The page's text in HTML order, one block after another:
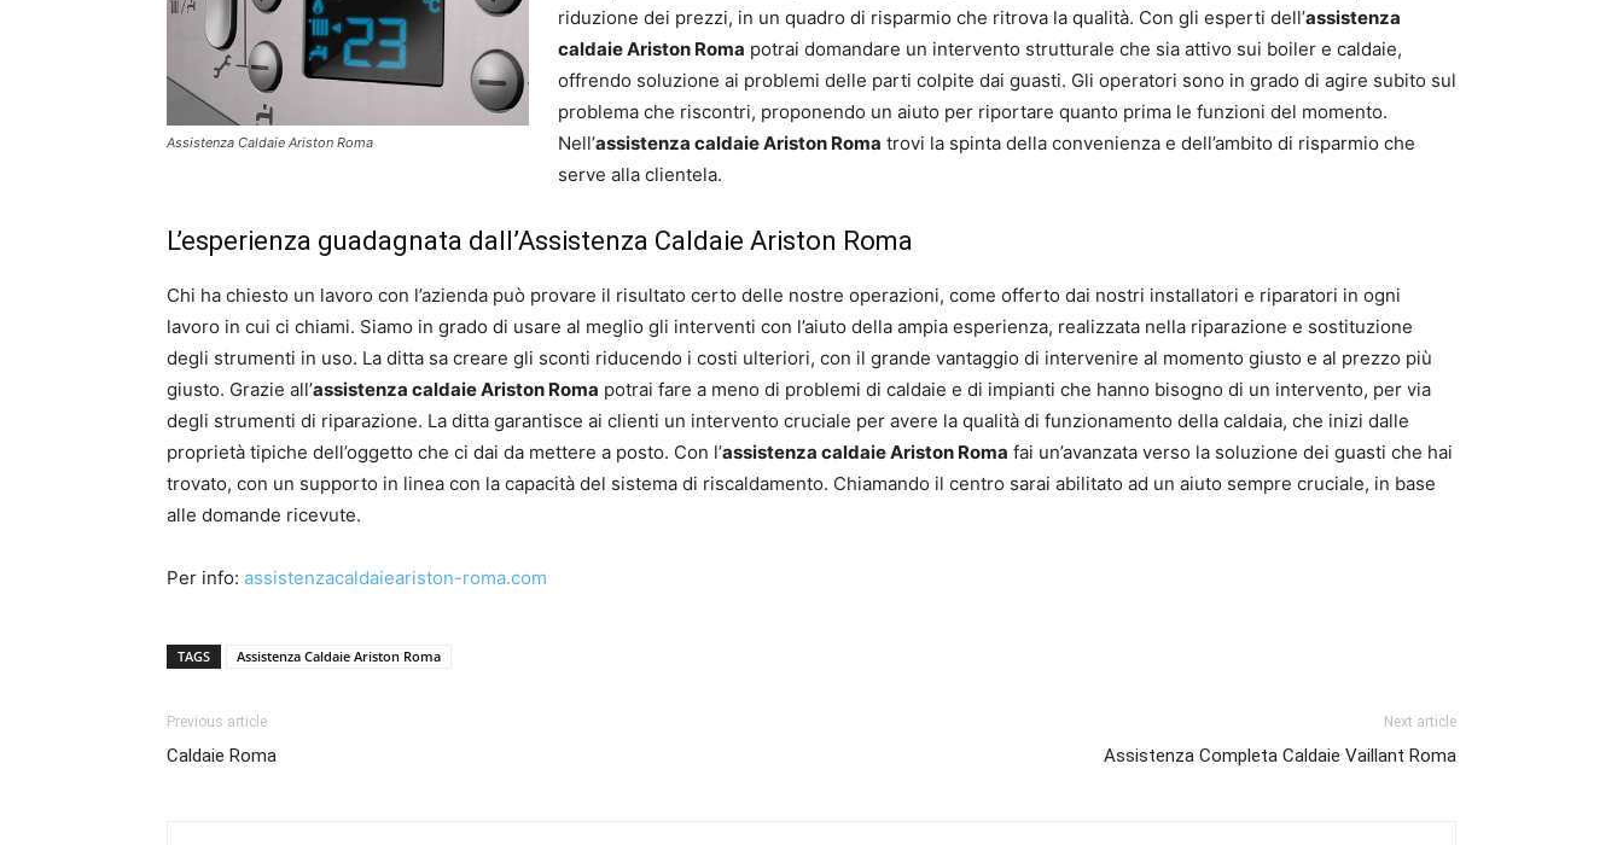
Assistenza Caldaie Ariston Roma
riduzione dei prezzi, in un quadro di risparmio che ritrova la qualità. Con gli esperti dell’assistenza
caldaie Ariston Roma potrai domandare un intervento strutturale che sia attivo sui boiler e caldaie,
offrendo soluzione ai problemi delle parti colpite dai guasti. Gli operatori sono in grado di agire subito sul
problema che riscontri, proponendo un aiuto per riportare quanto prima le funzioni del momento.
Nell’assistenza caldaie Ariston Roma trovi la spinta della convenienza e dell’ambito di risparmio che
serve alla clientela.
L’esperienza guadagnata dall’Assistenza Caldaie Ariston Roma
Chi ha chiesto un lavoro con l’azienda può provare il risultato certo delle nostre operazioni, come offerto dai nostri installatori e riparatori in ogni
lavoro in cui ci chiami. Siamo in grado di usare al meglio gli interventi con l’aiuto della ampia esperienza, realizzata nella riparazione e sostituzione
degli strumenti in uso. La ditta sa creare gli sconti riducendo i costi ulteriori, con il grande vantaggio di intervenire al momento giusto e al prezzo più
giusto. Grazie all’assistenza caldaie Ariston Roma potrai fare a meno di problemi di caldaie e di impianti che hanno bisogno di un intervento, per via
degli strumenti di riparazione. La ditta garantisce ai clienti un intervento cruciale per avere la qualità di funzionamento della caldaia, che inizi dalle
proprietà tipiche dell’oggetto che ci dai da mettere a posto. Con l’assistenza caldaie Ariston Roma fai un’avanzata verso la soluzione dei guasti che hai
trovato, con un supporto in linea con la capacità del sistema di riscaldamento. Chiamando il centro sarai abilitato ad un aiuto sempre cruciale, in base
alle domande ricevute.
Per info: assistenzacaldaieariston-roma.com
TAGS Assistenza Caldaie Ariston Roma
Previous article
Caldaie Roma
Next article
Assistenza Completa Caldaie Vaillant Roma